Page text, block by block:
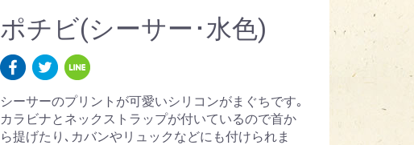
ポチビ(シーサー･水色)
シーサーのプリントが可愛いシリコンがまぐちです｡
カラビナとネックストラップが付いているので首か
ら提げたり､カバンやリュックなどにも付けられま